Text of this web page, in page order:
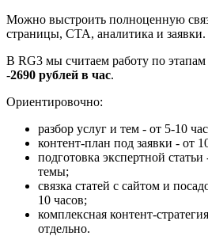
Можно выстроить полноценную
страницы, CTA, аналитика и заявки.
В RG3 мы считаем работу по
-2690 рублей в час.
Ориентировочно:
разбор услуг и тем - от 5-10
контент-план под заявки - от
подготовка экспертной
темы;
связка статей с сайтом и
10 часов;
комплексная контент-
отдельно.